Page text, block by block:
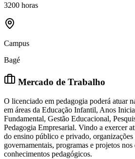
3200 horas
Campus
Bagé
Mercado de Trabalho
O licenciado em pedagogia poderá atuar
em áreas da Educação Infantil, Anos
Fundamental, Gestão Educacional,
Pedagogia Empresarial. Vindo a exercer
do ensino público e privado, organizações
governamentais, programas e projetos nos
conhecimentos pedagógicos.